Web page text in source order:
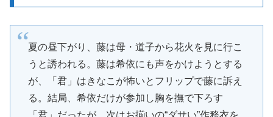
夏の昼下がり、藤は母・道子から花火を見に行こ
うと誘われる。藤は希依にも声をかけようとする
が、「君」はきなこが怖いとフリップで藤に訴え
る。結局、希依だけが参加し胸を撫で下ろす